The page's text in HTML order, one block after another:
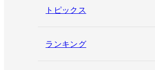
トピックス
ランキング